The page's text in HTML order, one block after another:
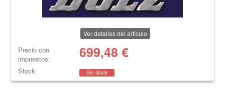
Ver detalles del artículo
Precio con
impuestos:
699,48 €
Stock: Sin stock